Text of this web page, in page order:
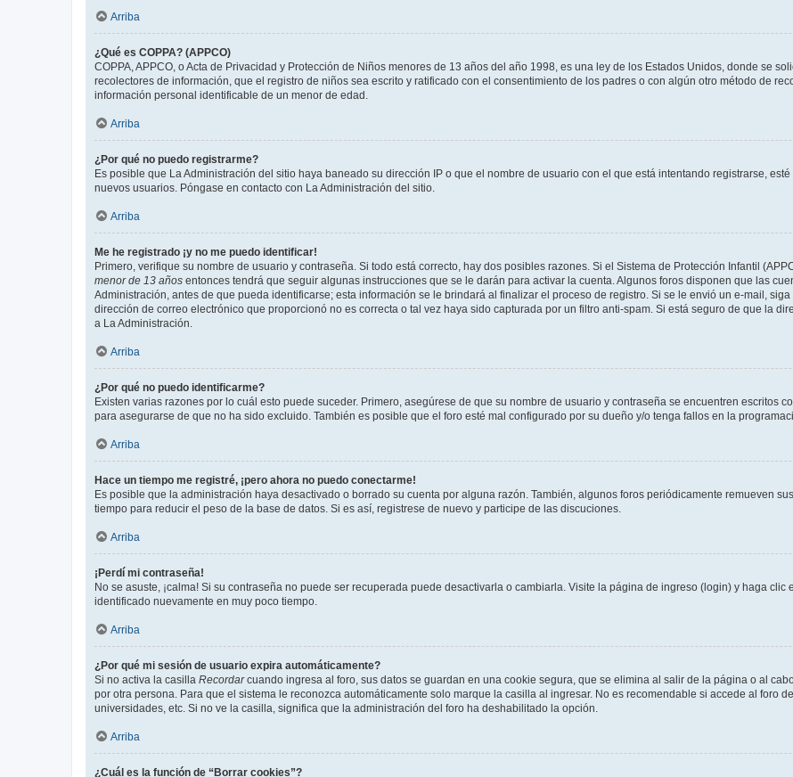
Arriba
¿Qué es COPPA? (APPCO)
COPPA, APPCO, o Acta de Privacidad y Protección de Niños menores de 13 años del año 1998, es una ley de los Estados Unidos, donde se
recolectores de información, que el registro de niños sea escrito y ratificado con el consentimiento de los padres o con algún otro método de
información personal identificable de un menor de edad.
Arriba
¿Por qué no puedo registrarme?
Es posible que La Administración del sitio haya baneado su dirección IP o que el nombre de usuario con el que está intentando registrarse,
nuevos usuarios. Póngase en contacto con La Administración del sitio.
Arriba
Me he registrado ¡y no me puedo identificar!
Primero, verifique su nombre de usuario y contraseña. Si todo está correcto, hay dos posibles razones. Si el Sistema de Protección Infantil
menor de 13 años entonces tendrá que seguir algunas instrucciones que se le darán para activar la cuenta. Algunos foros disponen que las
Administración, antes de que pueda identificarse; esta información se le brindará al finalizar el proceso de registro. Si se le envió un e-mail,
dirección de correo electrónico que proporcionó no es correcta o tal vez haya sido capturada por un filtro anti-spam. Si está seguro de que la
a La Administración.
Arriba
¿Por qué no puedo identificarme?
Existen varias razones por lo cuál esto puede suceder. Primero, asegúrese de que su nombre de usuario y contraseña se encuentren escritos
para asegurarse de que no ha sido excluido. También es posible que el foro esté mal configurado por su dueño y/o tenga fallos en la
Arriba
Hace un tiempo me registré, ¡pero ahora no puedo conectarme!
Es posible que la administración haya desactivado o borrado su cuenta por alguna razón. También, algunos foros periódicamente remueven
tiempo para reducir el peso de la base de datos. Si es así, registrese de nuevo y participe de las discuciones.
Arriba
¡Perdí mi contraseña!
No se asuste, ¡calma! Si su contraseña no puede ser recuperada puede desactivarla o cambiarla. Visite la página de ingreso (login) y haga clic
identificado nuevamente en muy poco tiempo.
Arriba
¿Por qué mi sesión de usuario expira automáticamente?
Si no activa la casilla Recordarcuando ingresa al foro, sus datos se guardan en una cookie segura, que se elimina al salir de la página o al
por otra persona. Para que el sistema le reconozca automáticamente solo marque la casilla al ingresar. No es recomendable si accede al foro
universidades, etc. Si no ve la casilla, significa que la administración del foro ha deshabilitado la opción.
Arriba
¿Cuál es la función de “Borrar cookies”?